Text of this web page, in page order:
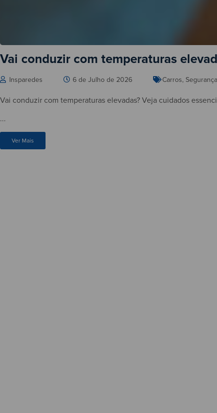
Vai conduzir com temperaturas
Insparedes 6 de Julho de 2026 Carros, Segurança
Vai conduzir com temperaturas elevadas? Veja cuidados
...
Ver Mais